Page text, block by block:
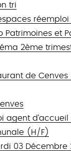
tri
réemploi
Patrimoines et
2ème
de Cenves
agent d’accueil
(H/F)
03 Décembre